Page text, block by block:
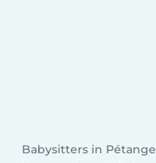
Babysitters in Pétange